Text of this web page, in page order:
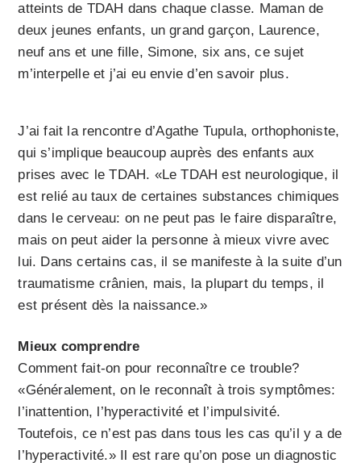
atteints de TDAH dans chaque classe. Maman de
deux jeunes enfants, un grand garçon, Laurence,
neuf ans et une fille, Simone, six ans, ce sujet
m’interpelle et j’ai eu envie d’en savoir plus.
J’ai fait la rencontre d’Agathe Tupula, orthophoniste,
qui s’implique beaucoup auprès des enfants aux
prises avec le TDAH. «Le TDAH est neurologique, il
est relié au taux de certaines substances chimiques
dans le cerveau: on ne peut pas le faire disparaître,
mais on peut aider la personne à mieux vivre avec
lui. Dans certains cas, il se manifeste à la suite d’un
traumatisme crânien, mais, la plupart du temps, il
est présent dès la naissance.»
Mieux comprendre
Comment fait-on pour reconnaître ce trouble?
«Généralement, on le reconnaît à trois symptômes:
l’inattention, l’hyperactivité et l’impulsivité.
Toutefois, ce n’est pas dans tous les cas qu’il y a de
l’hyperactivité.» Il est rare qu’on pose un diagnostic